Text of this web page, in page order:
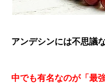
アンデシンには不思議
中でも有名なのが「最